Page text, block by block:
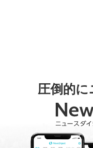
圧倒的